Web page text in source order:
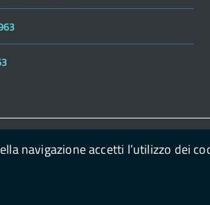
con il supporto di
navigazione accetti l’utilizzo dei